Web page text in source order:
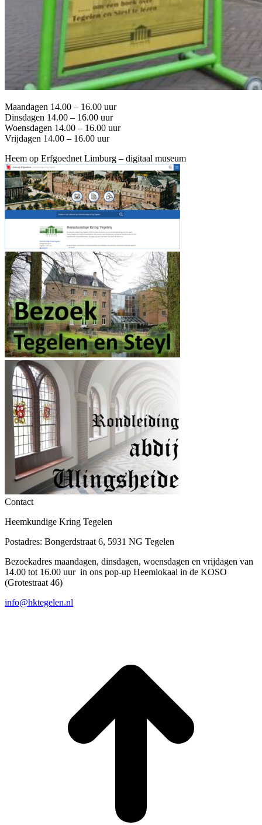
Maandagen 14.00 – 16.00 uur
Dinsdagen 14.00 – 16.00 uur
Woensdagen 14.00 – 16.00 uur
Vrijdagen 14.00 – 16.00 uur
Heem op Erfgoednet Limburg – digitaal museum
Contact
Heemkundige Kring Tegelen
Postadres: Bongerdstraat 6, 5931 NG Tegelen
Bezoekadres maandagen, dinsdagen, woensdagen en vrijdagen van
14.00 tot 16.00 uur in ons pop-up Heemlokaal in de KOSO
(Grotestraat 46)
info@hktegelen.nl